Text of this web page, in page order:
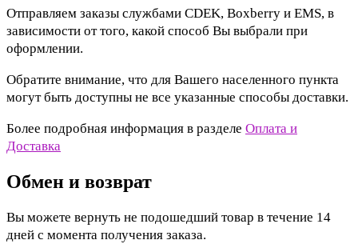
Отправляем заказы службами CDEK, Boxberry и EMS, в
зависимости от того, какой способ Вы выбрали при
оформлении.
Обратите внимание, что для Вашего населенного пункта
могут быть доступны не все указанные способы доставки.
Более подробная информация в разделе Оплата и
Доставка
Обмен и возврат
Вы можете вернуть не подошедший товар в течение 14
дней с момента получения заказа.